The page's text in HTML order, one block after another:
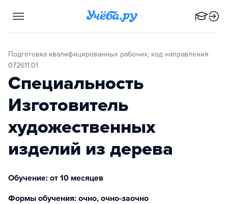
Подготовка квалифицированных рабочих, код направления
072611.01
Специальность
Изготовитель
художественных
изделий из дерева
Обучение: от 10 месяцев
Формы обучения: очно, очно-заочно